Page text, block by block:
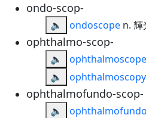
ondo-scop-
🔈 ondoscope n. 輝
ophthalmo-scop-
🔈 ophthalmoscope
🔈
ophthalmoscopy
ophthalmofundo-scop-
🔈